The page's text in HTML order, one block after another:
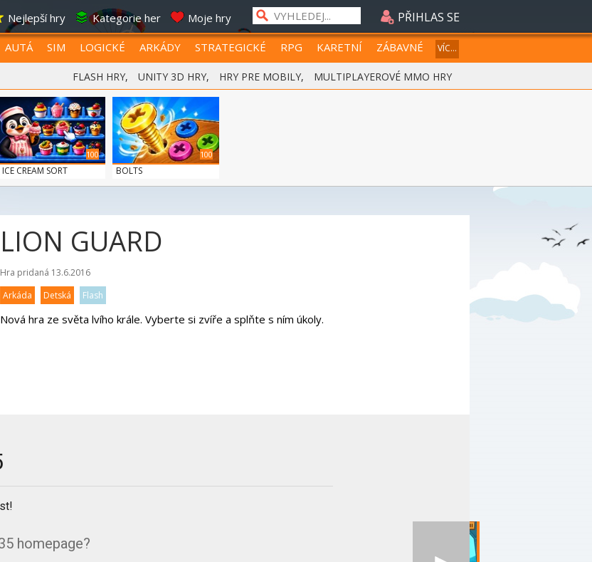
Nejlepší hry Kategorie her Moje hry PŘIHLAS SE
AUTÁ SIM LOGICKÉ ARKÁDY STRATEGICKÉ RPG KARETNÍ ZÁBAVNÉ VÍC...
FLASH HRY, UNITY 3D HRY, HRY PRE MOBILY, MULTIPLAYEROVÉ MMO HRY
100
ICE CREAM SORT
100
BOLTS
LION GUARD
Hra pridaná 13.6.2016
Arkáda
Detská Flash
Nová hra ze světa lvího krále. Vyberte si zvíře a splňte s ním úkoly.